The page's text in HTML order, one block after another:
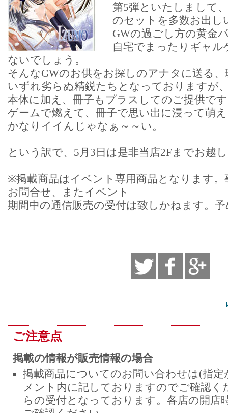
第5弾といたしまして
のセットを多数お出
GWの過ごし方の黄金
自宅でまったりギャ
ないでしょう。
そんなGWのお供をお探しのアナタに送る、
いずれ劣らぬ精鋭たちとなっておりますが
本体に加え、冊子もプラスしてのご提供で
ゲームで燃えて、冊子で思い出に浸って萌
かなりイイんじゃなぁ～～い。
という訳で、5月3日は是非当店2Fまでお越
※掲載商品はイベント専用商品となります。
お問合せ、またイベント
期間中の通信販売の受付は致しかねます。
ご注意点
掲載の情報が販売情報の場合
掲載商品についてのお問い合わせは(指
メント内に記しておりますのでご確認く
らの受付となっております。各店の開店